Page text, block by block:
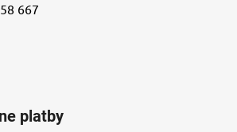
s
667
platby